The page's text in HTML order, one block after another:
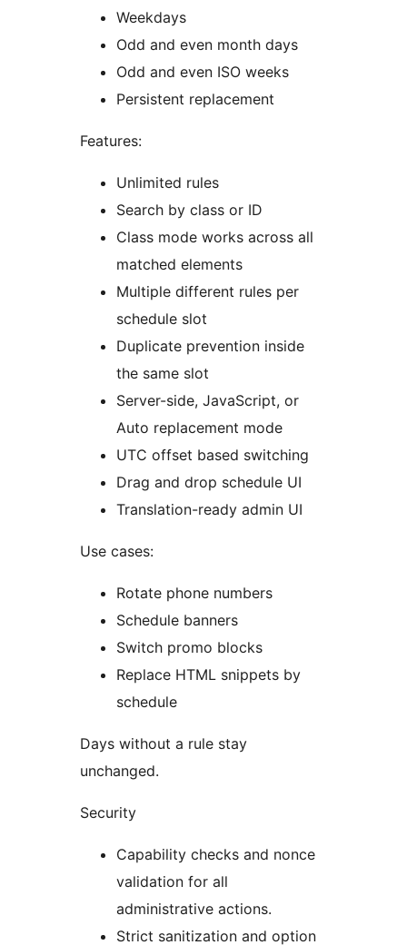
Weekdays
Odd and even month days
Odd and even ISO weeks
Persistent replacement
Features:
Unlimited rules
Search by class or ID
Class mode works across all
matched elements
Multiple different rules per
schedule slot
Duplicate prevention inside
the same slot
Server-side, JavaScript, or
Auto replacement mode
UTC offset based switching
Drag and drop schedule UI
Translation-ready admin UI
Use cases:
Rotate phone numbers
Schedule banners
Switch promo blocks
Replace HTML snippets by
schedule
Days without a rule stay
unchanged.
Security
Capability checks and nonce
validation for all
administrative actions.
Strict sanitization and option